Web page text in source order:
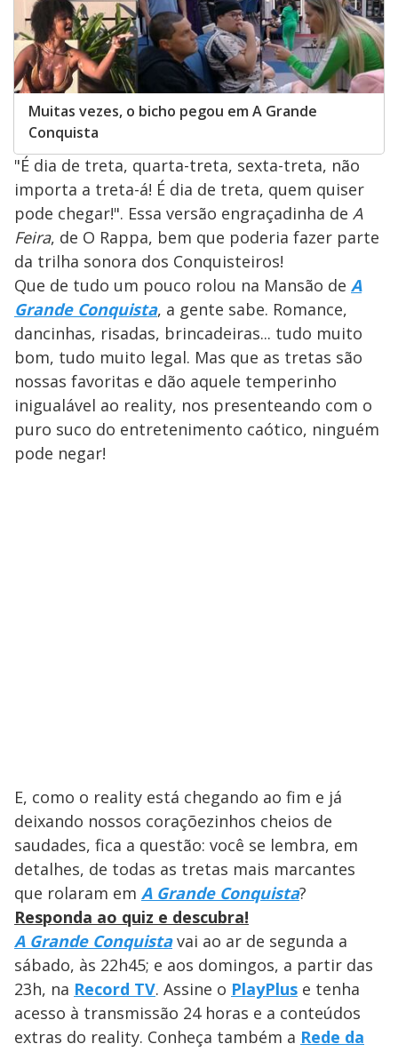
Muitas vezes, o bicho pegou em A Grande
Conquista
"É dia de treta, quarta-treta, sexta-treta, não
importa a treta-á! É dia de treta, quem quiser
pode chegar!". Essa versão engraçadinha de A
Feira, de O Rappa, bem que poderia fazer parte
da trilha sonora dos Conquisteiros!
Que de tudo um pouco rolou na Mansão de A
Grande Conquista, a gente sabe. Romance,
dancinhas, risadas, brincadeiras... tudo muito
bom, tudo muito legal. Mas que as tretas são
nossas favoritas e dão aquele temperinho
inigualável ao reality, nos presenteando com o
puro suco do entretenimento caótico, ninguém
pode negar!
E, como o reality está chegando ao fim e já
deixando nossos coraçõezinhos cheios de
saudades, fica a questão: você se lembra, em
detalhes, de todas as tretas mais marcantes
que rolaram em A Grande Conquista?
Responda ao quiz e descubra!
A Grande Conquistavai ao ar de segunda a
sábado, às 22h45; e aos domingos, a partir das
23h, na Record TV. Assine o PlayPlus e tenha
acesso à transmissão 24 horas e a conteúdos
extras do reality. Conheça também a Rede da